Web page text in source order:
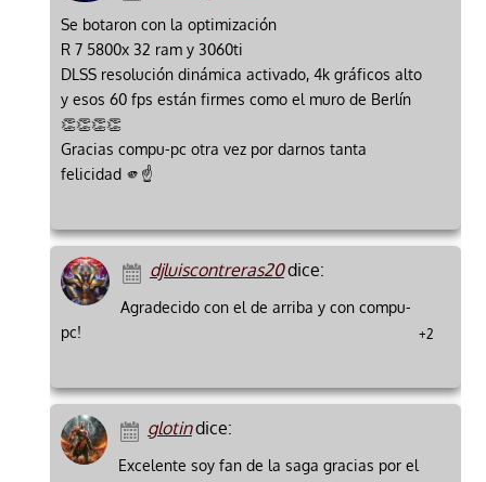
Se botaron con la optimización
R 7 5800x 32 ram y 3060ti
DLSS resolución dinámica activado, 4k gráficos alto
y esos 60 fps están firmes como el muro de Berlín
👏👏👏👏
Gracias compu-pc otra vez por darnos tanta
felicidad 🫵☝️
djluiscontreras20dice:
Agradecido con el de arriba y con compu-
pc!
+2
glotindice:
Excelente soy fan de la saga gracias por el